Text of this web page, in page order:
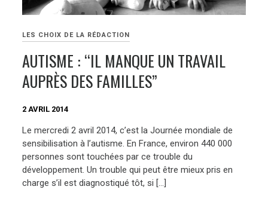
LES CHOIX DE LA RÉDACTION
AUTISME : “IL MANQUE UN TRAVAIL
AUPRÈS DES FAMILLES”
2 AVRIL 2014
Le mercredi 2 avril 2014, c’est la Journée mondiale de
sensibilisation à l’autisme. En France, environ 440 000
personnes sont touchées par ce trouble du
développement. Un trouble qui peut être mieux pris en
charge s’il est diagnostiqué tôt, si […]